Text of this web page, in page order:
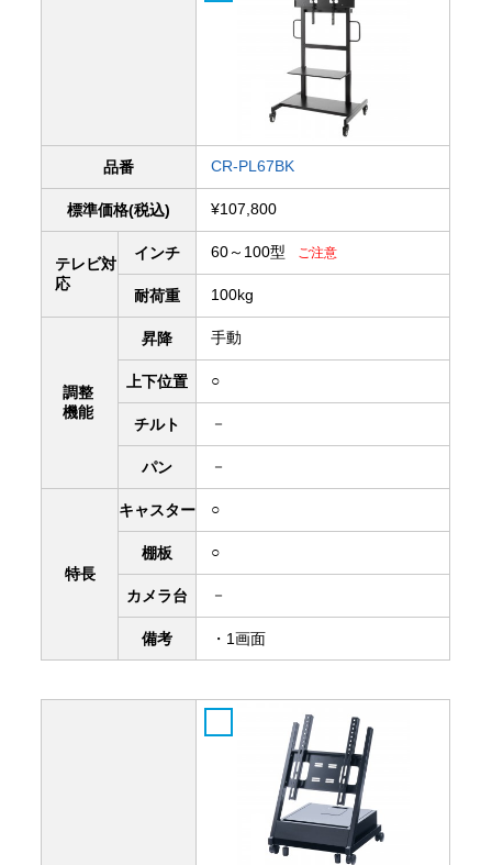
品番 CR-PL67BK
標準価格(税込) ¥107,800
テレビ対
応
インチ 60～100型 ご注意
耐荷重 100kg
調整
機能
昇降 手動
上下位置 ○
チルト －
パン －
特長
キャスター ○
棚板 ○
カメラ台 －
備考 ・1画面